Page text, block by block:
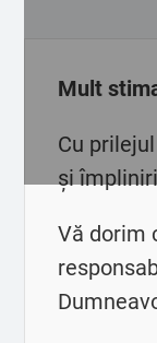
Mult
Cu
și
Vă dorim